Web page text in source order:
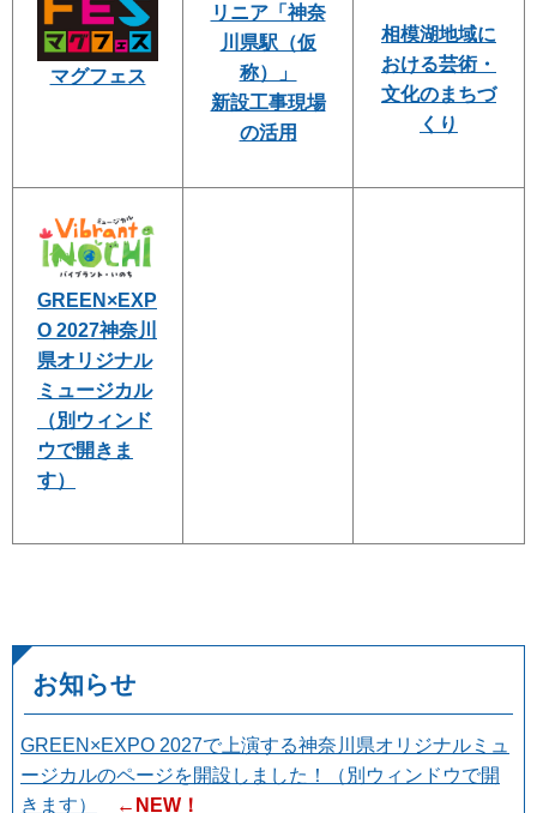
マグフェス
リニア「神奈
川県駅（仮
称）」
新設工事現場
の活用
相模湖地域に
おける芸術・
文化のまちづ
くり
GREEN×EXP
O 2027神奈川
県オリジナル
ミュージカル
（別ウィンド
ウで開きま
す）
お知らせ
GREEN×EXPO 2027で上演する神奈川県オリジナルミュ
ージカルのページを開設しました！（別ウィンドウで開
きます）
←NEW！